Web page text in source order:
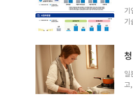
기
기
비
일
고